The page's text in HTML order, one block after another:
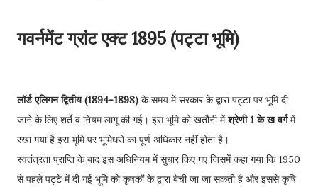
गवर्नमेंट ग्रांट एक्ट 1895 (पट्टा भूमि)
लॉर्ड एलिगन द्वितीय (1894-1898) के समय में सरकार के द्वारा पट्टा पर भूमि दी
जाने के लिए शर्ते व नियम लागू की गई। इस भूमि को खतौनी मेंश्रेणी 1 के ख वर्गमें
रखा गया है इस भूमि पर भूमिधरो का पूर्ण अधिकार नहीं होता है।
स्वतंत्रता प्राप्ति के बाद इस अधिनियम में सुधार किए गए जिसमें कहा गया कि 1950
से पहले पट्टे में दी गई भूमि को कृषकों के द्वारा बेची जा जा सकती है और इससे कृषि